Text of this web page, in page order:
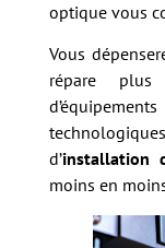
optique vous
Vous
répare
d’installation
moins en